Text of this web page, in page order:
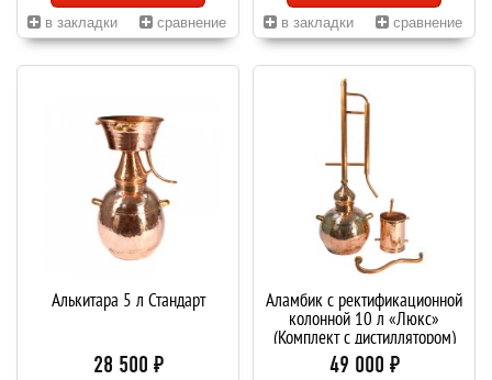
в закладки сравнение в закладки сравнение
Алькитара 5 л Стандарт
28 500 ₽
Аламбик с ректификационной
колонной 10 л «Люкс»
(Комплект с дистиллятором)
49 000 ₽